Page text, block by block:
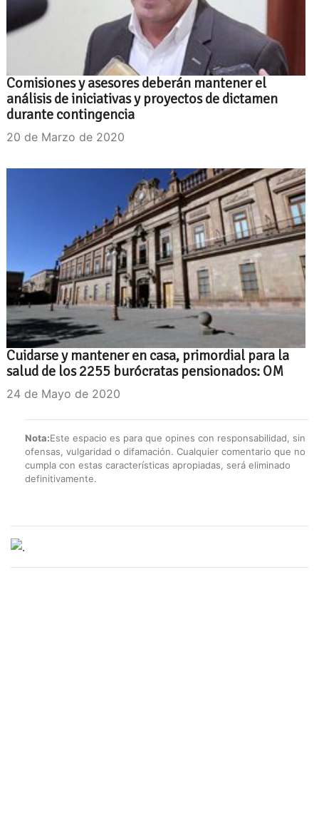
Comisiones y asesores deberán mantener el
análisis de iniciativas y proyectos de dictamen
durante contingencia
20 de Marzo de 2020
Cuidarse y mantener en casa, primordial para la
salud de los 2255 burócratas pensionados: OM
24 de Mayo de 2020
Nota:Este espacio es para que opines con responsabilidad, sin
ofensas, vulgaridad o difamación. Cualquier comentario que no
cumpla con estas características apropiadas, será eliminado
definitivamente.